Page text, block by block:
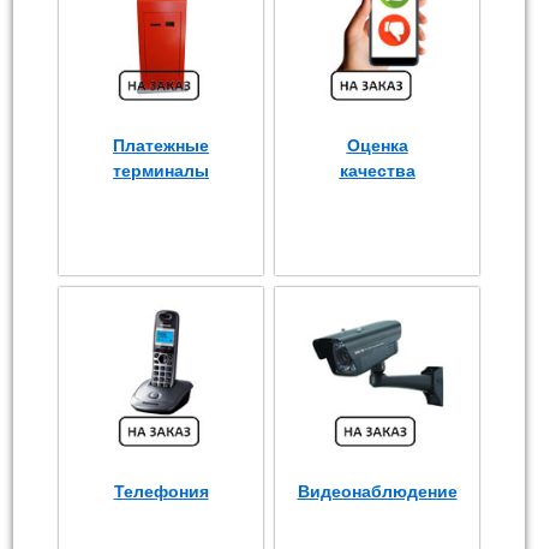
Платежные
терминалы
Оценка
качества
Телефония Видеонаблюдение